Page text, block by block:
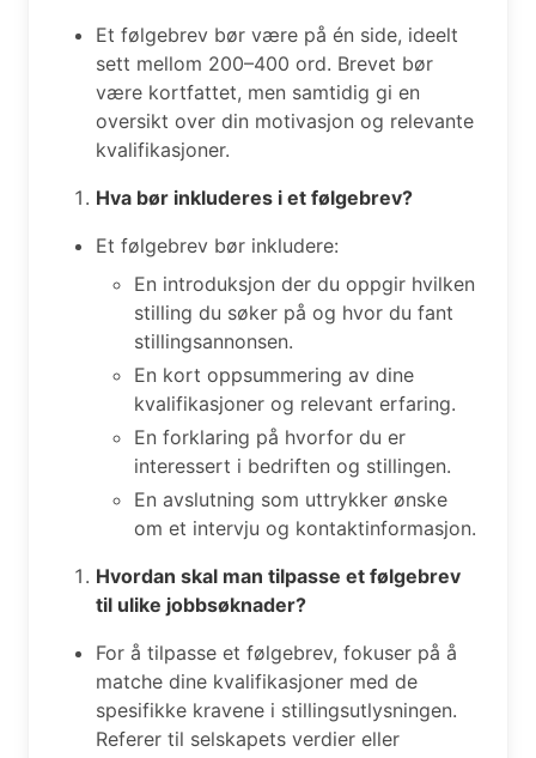
Et følgebrev bør være på én side, ideelt
sett mellom 200–400 ord. Brevet bør
være kortfattet, men samtidig gi en
oversikt over din motivasjon og relevante
kvalifikasjoner.
Hva bør inkluderes i et følgebrev?
Et følgebrev bør inkludere:
En introduksjon der du oppgir hvilken
stilling du søker på og hvor du fant
stillingsannonsen.
En kort oppsummering av dine
kvalifikasjoner og relevant erfaring.
En forklaring på hvorfor du er
interessert i bedriften og stillingen.
En avslutning som uttrykker ønske
om et intervju og kontaktinformasjon.
Hvordan skal man tilpasse et følgebrev
til ulike jobbsøknader?
For å tilpasse et følgebrev, fokuser på å
matche dine kvalifikasjoner med de
spesifikke kravene i stillingsutlysningen.
Referer til selskapets verdier eller